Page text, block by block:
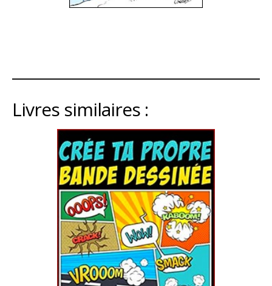
Livres similaires :